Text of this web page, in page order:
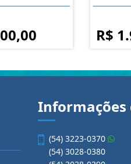
R$
Informações
(54) 3223-0370
(54) 3028-0380